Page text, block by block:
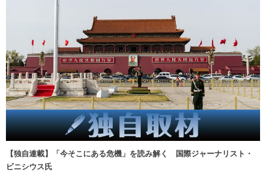
【独自連載】「今そこにある危機」を読み解く 国際ジャーナリスト・
ビニシウス氏